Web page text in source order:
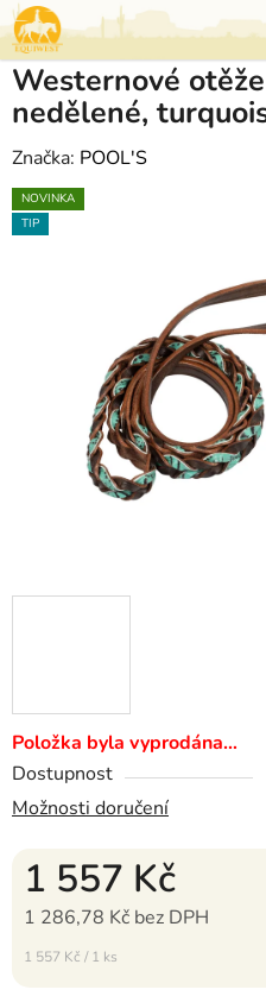
Přejít
na
obsah
Položka byla vyprodána…
Dostupnost
Možnosti doručení
1 557 Kč
1 286,78 Kč bez DPH
Měrná cena:
1 557 Kč / 1 ks
Westernové
nedělené,
Značka: POOL'S
NOVINKA
TIP